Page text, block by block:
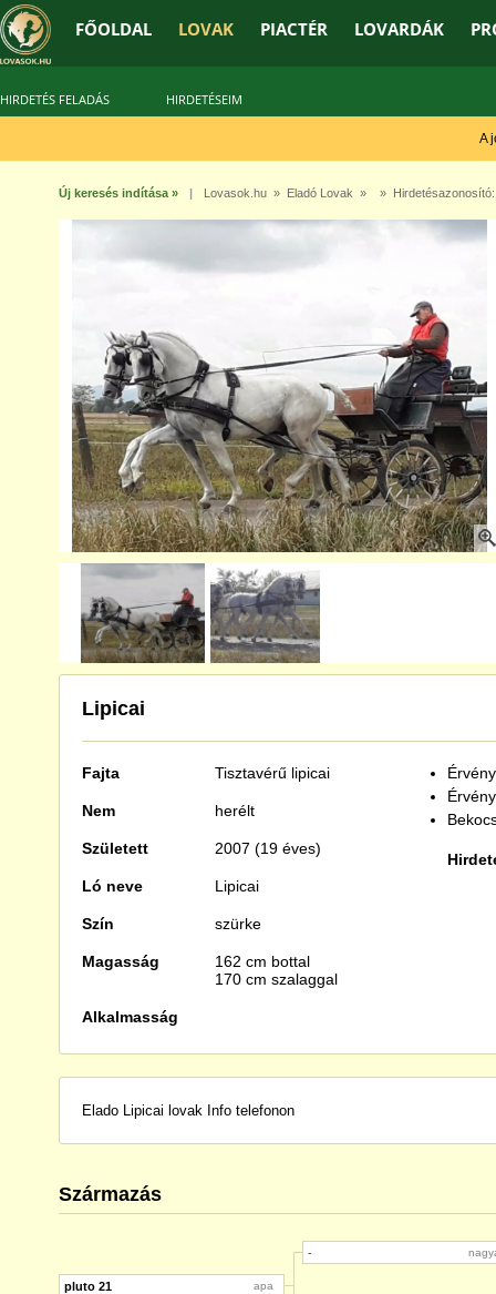
FŐOLDAL LOVAK PIACTÉR LOVARDÁK
HIRDETÉS FELADÁS HIRDETÉSEIM
A
Új keresés indítása » | Lovasok.hu» Eladó Lovak » »
Lipicai
Fajta Tisztavérű lipicai
Nem herélt
Született 2007 (19 éves)
Ló neve Lipicai
Szín szürke
Magasság
162 cm bottal
170 cm szalaggal
Alkalmasság
Elado Lipicai lovak Info telefonon
Származás
pluto 21 apa
-